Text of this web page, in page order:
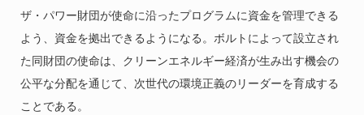
ザ・パワー財団が使命に沿ったプログラムに資金を管理できる
よう、資金を拠出できるようになる。ボルトによって設立され
た同財団の使命は、クリーンエネルギー経済が生み出す機会の
公平な分配を通じて、次世代の環境正義のリーダーを育成する
ことである。